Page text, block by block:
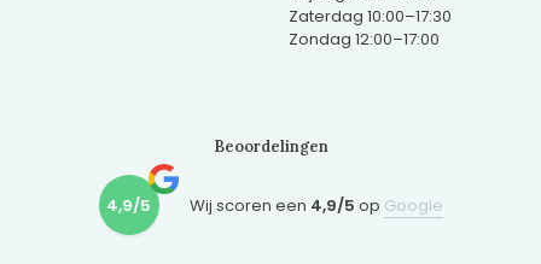
Zaterdag 10:00–17:30
Zondag 12:00–17:00
Beoordelingen
4,9/5 Wij scoren een 4,9/5 op Google